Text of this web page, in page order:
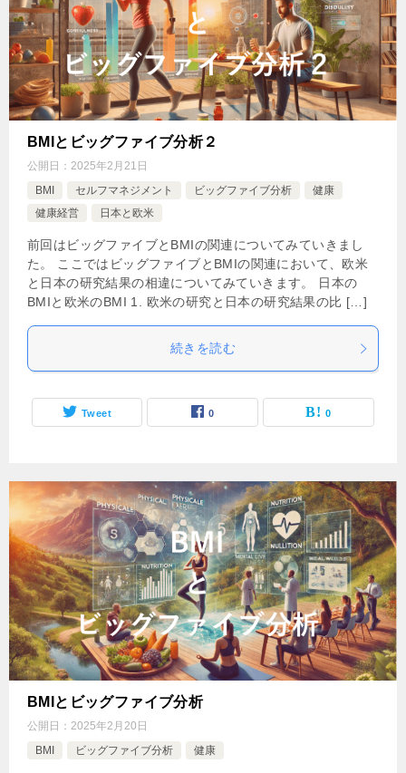
BMIとビッグファイブ分析２
公開日： 2025年2月21日
BMI
セルフマネジメント ビッグファイブ分析
健康
健康経営
日本と欧米
前回はビッグファイブとBMIの関連についてみていきまし
た。 ここではビッグファイブとBMIの関連において、欧米
と日本の研究結果の相違についてみていきます。 日本の
BMIと欧米のBMI 1. 欧米の研究と日本の研究結果の比 […]
続きを読む
Tweet 0 0
BMIとビッグファイブ分析
公開日： 2025年2月20日
BMI
ビッグファイブ分析 健康